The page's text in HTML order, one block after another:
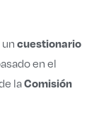
uncuestionario
en el
laComisión